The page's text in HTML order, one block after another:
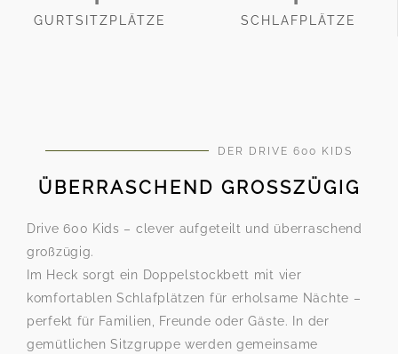
GURTSITZPLÄTZE SCHLAFPLÄTZE
DER DRIVE 600 KIDS
ÜBERRASCHEND GROSSZÜGIG
Drive 600 Kids – clever aufgeteilt und überraschend
großzügig.
Im Heck sorgt ein Doppelstockbett mit vier
komfortablen Schlafplätzen für erholsame Nächte –
perfekt für Familien, Freunde oder Gäste. In der
gemütlichen Sitzgruppe werden gemeinsame